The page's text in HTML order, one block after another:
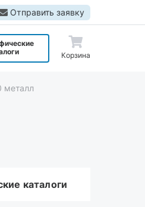
Отправить заявку
Корзина
металл
каталоги